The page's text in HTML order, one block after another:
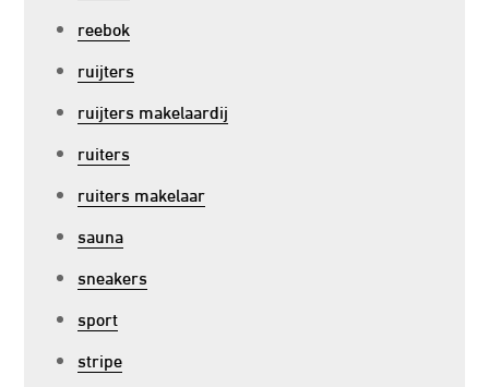
reebok
ruijters
ruijters makelaardij
ruiters
ruiters makelaar
sauna
sneakers
sport
stripe